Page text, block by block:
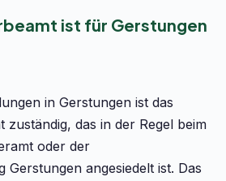
ist für Gerstungen
in Gerstungen ist das
zuständig, das in der Regel beim
oder der
Gerstungen angesiedelt ist. Das